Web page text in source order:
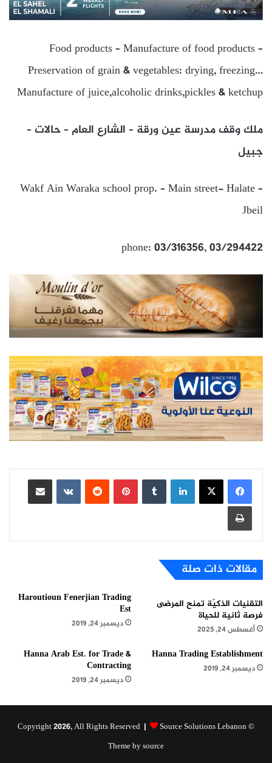
Food products – Manufacture of food products –
Preservation of grain & vegetables: drying, freezing…
Manufacture of juice,alcoholic drinks,pickles & ketchup
ملك وقف مدرسة عين ورقة – الشارع العام – حالات –
جبيل
Wakf Ain Waraka school prop. – Main street- Halate –
Jbeil
phone: 03/316356, 03/294422
لينكدإن بينتيريست
مشاركة عبر البريد
طباعة
مقالات ذات صلة
التقنيات الذكيّة تمنح المرضى
فرصة ثانية للحياة
أغسطس 24, 2025
Haroutioun Fenerjian Trading
Est
ديسمبر 24, 2019
Hanna Trading Establishment
ديسمبر 24, 2019
Hanna Arab Est. for Trade &
Contracting
ديسمبر 24, 2019
© Copyright 2026, All Rights Reserved |
Source Solutions Lebanon
Theme by source